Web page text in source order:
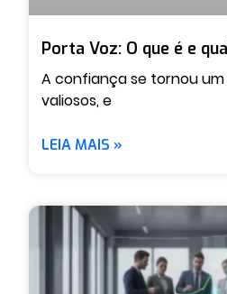
Porta Voz: O que é e
A confiança se tornou
valiosos, e
LEIA MAIS »